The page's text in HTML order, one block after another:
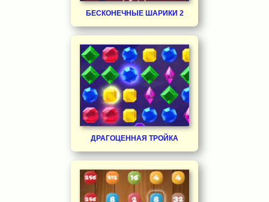
БЕСКОНЕЧНЫЕ ШАРИКИ 2
ДРАГОЦЕННАЯ ТРОЙКА